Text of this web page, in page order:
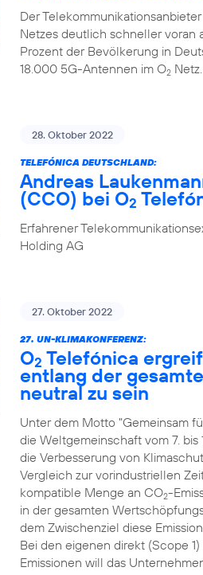
Der
Netzes deutlich schneller voran
Prozent der Bevölkerung in
18.000 5G-Antennen im O2 Netz.
28. Oktober 2022
TELEFÓNICA DEUTSCHLAND:
Andreas
(CCO) bei O2
Erfahrener
Holding AG
27. Oktober 2022
27. UN-KLIMAKONFERENZ:
O2 Telefónica
entlang der
neutral zu sein
Unter dem Motto "Gemeinsam
die Weltgemeinschaft vom 7. bis
die Verbesserung von
Vergleich zur vorindustriellen
kompatible Menge an CO2-
in der gesamten
dem Zwischenziel diese
Bei den eigenen direkt (Scope
Emissionen will das